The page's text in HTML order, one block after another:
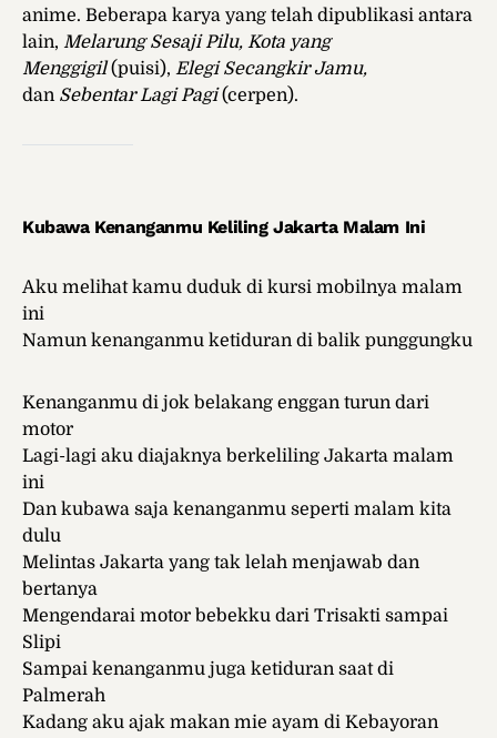
anime. Beberapa karya yang telah dipublikasi antara
lain, Melarung Sesaji Pilu, Kota yang
Menggigil (puisi), Elegi Secangkir Jamu,
dan Sebentar Lagi Pagi (cerpen).
Kubawa Kenanganmu Keliling Jakarta Malam Ini
Aku melihat kamu duduk di kursi mobilnya malam
ini
Namun kenanganmu ketiduran di balik punggungku
Kenanganmu di jok belakang enggan turun dari
motor
Lagi-lagi aku diajaknya berkeliling Jakarta malam
ini
Dan kubawa saja kenanganmu seperti malam kita
dulu
Melintas Jakarta yang tak lelah menjawab dan
bertanya
Mengendarai motor bebekku dari Trisakti sampai
Slipi
Sampai kenanganmu juga ketiduran saat di
Palmerah
Kadang aku ajak makan mie ayam di Kebayoran